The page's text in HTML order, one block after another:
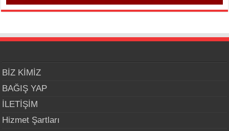
BİZ KİMİZ
BAĞIŞ YAP
İLETİŞİM
Hizmet Şartları